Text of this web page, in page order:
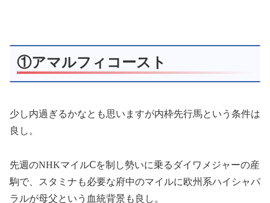
①アマルフィコースト
少し内過ぎるかなとも思いますが内枠先行馬という条件は
良し。
先週のNHKマイルⅭを制し勢いに乗るダイワメジャーの産
駒で、スタミナも必要な府中のマイルに欧州系ハイシャパ
ラルが母父という血統背景も良し。